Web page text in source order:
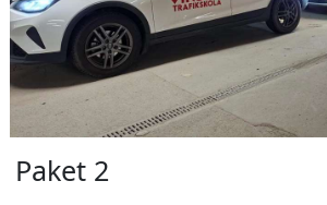
Paket 2